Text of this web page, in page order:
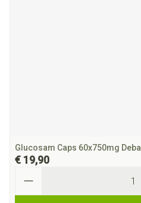
Glucosam Caps 60x750mg Deba
€ 19,90